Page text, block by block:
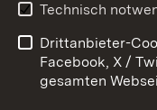
Barrierefreiheit
Impressum
Technisch
Drittanbieter-
Facebook, X /
gesamten